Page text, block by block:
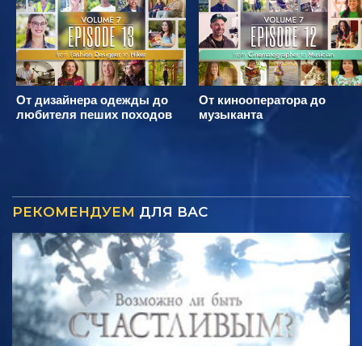
От дизайнера одежды до
любителя пеших походов
От кинооператора до
музыканта
РЕКОМЕНДУЕМ ДЛЯ ВАС